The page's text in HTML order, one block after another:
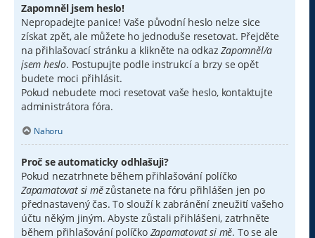
Zapomněl jsem heslo!
Nepropadejte panice! Vaše původní heslo nelze sice
získat zpět, ale můžete ho jednoduše resetovat. Přejděte
na přihlašovací stránku a klikněte na odkazZapomněl/a
jsem heslo. Postupujte podle instrukcí a brzy se opět
budete moci přihlásit.
Pokud nebudete moci resetovat vaše heslo, kontaktujte
administrátora fóra.
Nahoru
Proč se automaticky odhlašuji?
Pokud nezatrhnete během přihlašování políčko
Zapamatovat si mězůstanete na fóru přihlášen jen po
přednastavený čas. To slouží k zabránění zneužití vašeho
účtu někým jiným. Abyste zůstali přihlášeni, zatrhněte
během přihlašování políčko Zapamatovat si mě. To se ale